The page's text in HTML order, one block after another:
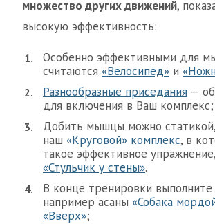
множество других движений,
высокую эффективность:
Особенно эффективными для
считаются «Велосипед» и
Разнообразные приседания —
для включения в Ваш комплекс;
Добить мышцы можно
наш «Круговой» комплекс, в
такое эффективное
«Стульчик у стены».
В конце тренировки выполните
например асаны «Собака
«Вверх»;